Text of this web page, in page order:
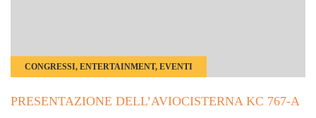
CONGRESSI, ENTERTAINMENT, EVENTI
PRESENTAZIONE DELL’AVIOCISTERNA KC 767-A